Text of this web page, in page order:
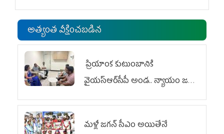
అత్యంత వీక్షించబడిన
ప్రియాంక కుటుంబానికి
వైయ‌స్ఆర్‌సీపీ అండ.. న్యాయం జరిగే
వరకు పోరాటం
మళ్లీ జగన్ సీఎం అయితేనే